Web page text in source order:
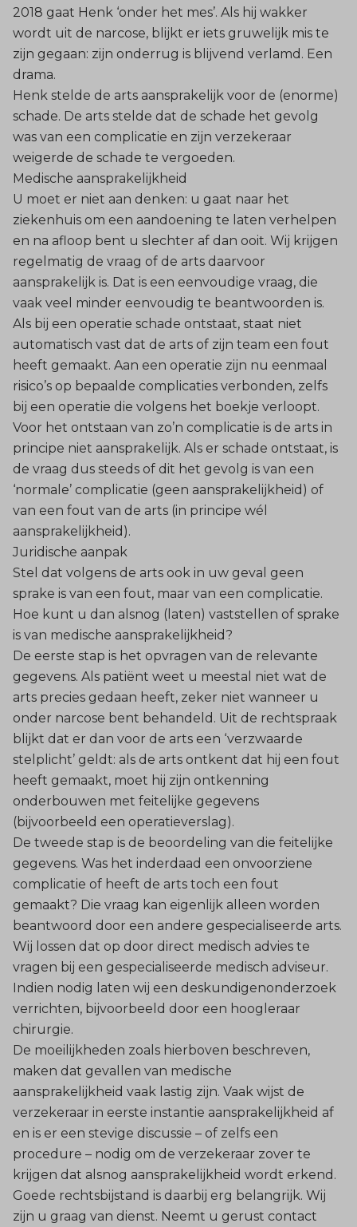
2018 gaat Henk ‘onder het mes’. Als hij wakker
wordt uit de narcose, blijkt er iets gruwelijk mis te
zijn gegaan: zijn onderrug is blijvend verlamd. Een
drama.
Henk stelde de arts aansprakelijk voor de (enorme)
schade. De arts stelde dat de schade het gevolg
was van een complicatie en zijn verzekeraar
weigerde de schade te vergoeden.
Medische aansprakelijkheid
U moet er niet aan denken: u gaat naar het
ziekenhuis om een aandoening te laten verhelpen
en na afloop bent u slechter af dan ooit. Wij krijgen
regelmatig de vraag of de arts daarvoor
aansprakelijk is. Dat is een eenvoudige vraag, die
vaak veel minder eenvoudig te beantwoorden is.
Als bij een operatie schade ontstaat, staat niet
automatisch vast dat de arts of zijn team een fout
heeft gemaakt. Aan een operatie zijn nu eenmaal
risico’s op bepaalde complicaties verbonden, zelfs
bij een operatie die volgens het boekje verloopt.
Voor het ontstaan van zo’n complicatie is de arts in
principe niet aansprakelijk. Als er schade ontstaat, is
de vraag dus steeds of dit het gevolg is van een
‘normale’ complicatie (geen aansprakelijkheid) of
van een fout van de arts (in principe wél
aansprakelijkheid).
Juridische aanpak
Stel dat volgens de arts ook in uw geval geen
sprake is van een fout, maar van een complicatie.
Hoe kunt u dan alsnog (laten) vaststellen of sprake
is van medische aansprakelijkheid?
De eerste stap is het opvragen van de relevante
gegevens. Als patiënt weet u meestal niet wat de
arts precies gedaan heeft, zeker niet wanneer u
onder narcose bent behandeld. Uit de rechtspraak
blijkt dat er dan voor de arts een ‘verzwaarde
stelplicht’ geldt: als de arts ontkent dat hij een fout
heeft gemaakt, moet hij zijn ontkenning
onderbouwen met feitelijke gegevens
(bijvoorbeeld een operatieverslag).
De tweede stap is de beoordeling van die feitelijke
gegevens. Was het inderdaad een onvoorziene
complicatie of heeft de arts toch een fout
gemaakt? Die vraag kan eigenlijk alleen worden
beantwoord door een andere gespecialiseerde arts.
Wij lossen dat op door direct medisch advies te
vragen bij een gespecialiseerde medisch adviseur.
Indien nodig laten wij een deskundigenonderzoek
verrichten, bijvoorbeeld door een hoogleraar
chirurgie.
De moeilijkheden zoals hierboven beschreven,
maken dat gevallen van medische
aansprakelijkheid vaak lastig zijn. Vaak wijst de
verzekeraar in eerste instantie aansprakelijkheid af
en is er een stevige discussie – of zelfs een
procedure – nodig om de verzekeraar zover te
krijgen dat alsnog aansprakelijkheid wordt erkend.
Goede rechtsbijstand is daarbij erg belangrijk. Wij
zijn u graag van dienst. Neemt u gerust contact